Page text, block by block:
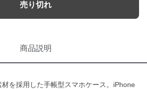
売り切れ
商品説明
を採用した手帳型スマホケース。iPhone